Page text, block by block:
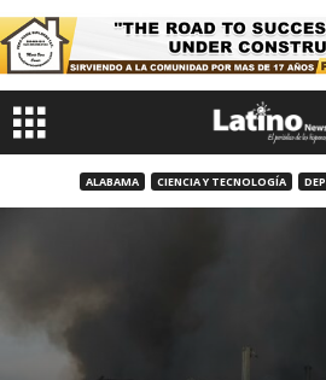
ALABAMA CIENCIA Y TECNOLOGÍA